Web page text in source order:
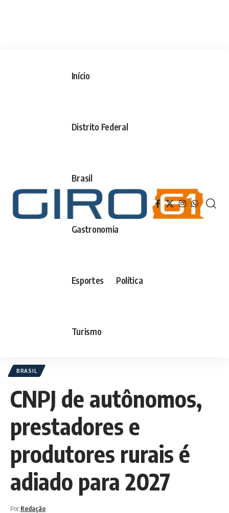
Início
Distrito Federal
Brasil
Gastronomia
Esportes Política
Turismo
BRASIL
CNPJ de autônomos,
prestadores e
produtores rurais é
adiado para 2027
Por:Redação